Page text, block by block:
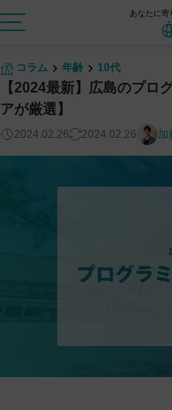
あなたに寄
コラム 年齢 10代
【2024最新】広島のプロ
アが厳選】
2024.02.26 2024.02.26 加